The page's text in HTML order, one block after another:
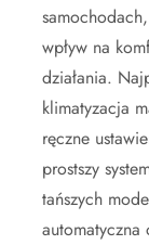
wpływ na
działania.
klimatyzacja
ręczne
prostszy
tańszych